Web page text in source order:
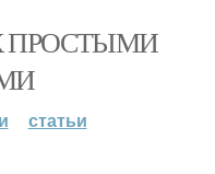
ПРОСТЫМИ
статьи